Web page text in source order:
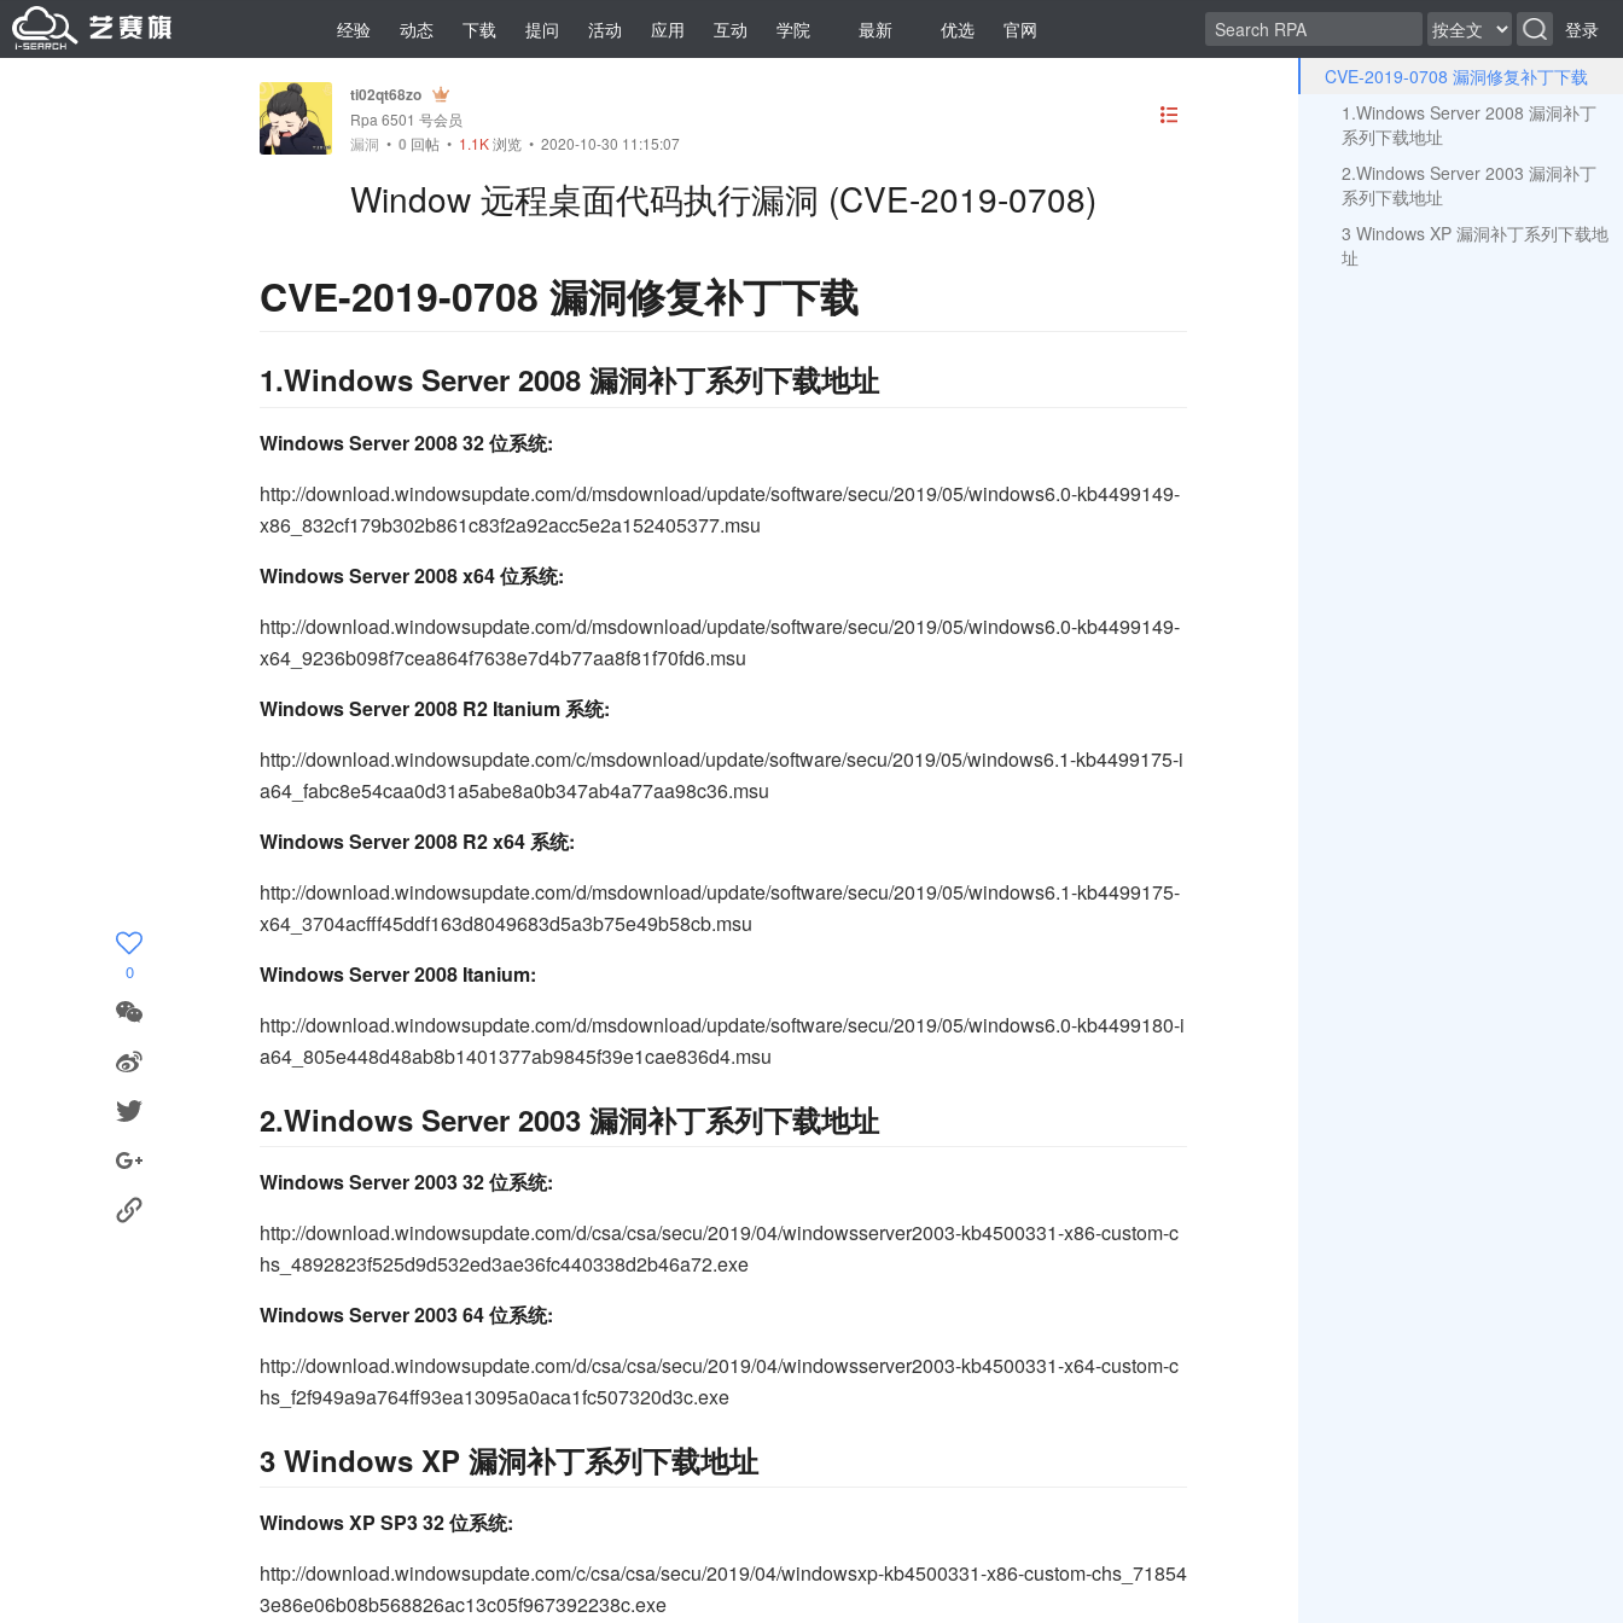
经验 动态 下载 提问 活动 应用 互动 学院 最新 优选 官网 登录
ti02qt68zo
Rpa 6501 号会员
漏洞 • 0 回帖• 1.1K浏览 • 2020-10-30 11:15:07
Window 远程桌面代码执行漏洞 (CVE-2019-0708)
CVE-2019-0708 漏洞修复补丁下载
1.Windows Server 2008 漏洞补丁系列下载地址
Windows Server 2008 32 位系统:
http://download.windowsupdate.com/d/msdownload/update/software/secu/2019/05/windows6.0-kb4499149-
x86_832cf179b302b861c83f2a92acc5e2a152405377.msu
Windows Server 2008 x64 位系统:
http://download.windowsupdate.com/d/msdownload/update/software/secu/2019/05/windows6.0-kb4499149-
x64_9236b098f7cea864f7638e7d4b77aa8f81f70fd6.msu
Windows Server 2008 R2 Itanium 系统:
http://download.windowsupdate.com/c/msdownload/update/software/secu/2019/05/windows6.1-kb4499175-i
a64_fabc8e54caa0d31a5abe8a0b347ab4a77aa98c36.msu
Windows Server 2008 R2 x64 系统:
http://download.windowsupdate.com/d/msdownload/update/software/secu/2019/05/windows6.1-kb4499175-
x64_3704acfff45ddf163d8049683d5a3b75e49b58cb.msu
Windows Server 2008 Itanium:
http://download.windowsupdate.com/d/msdownload/update/software/secu/2019/05/windows6.0-kb4499180-i
a64_805e448d48ab8b1401377ab9845f39e1cae836d4.msu
2.Windows Server 2003 漏洞补丁系列下载地址
Windows Server 2003 32 位系统:
http://download.windowsupdate.com/d/csa/csa/secu/2019/04/windowsserver2003-kb4500331-x86-custom-c
hs_4892823f525d9d532ed3ae36fc440338d2b46a72.exe
Windows Server 2003 64 位系统:
http://download.windowsupdate.com/d/csa/csa/secu/2019/04/windowsserver2003-kb4500331-x64-custom-c
hs_f2f949a9a764ff93ea13095a0aca1fc507320d3c.exe
3 Windows XP 漏洞补丁系列下载地址
Windows XP SP3 32 位系统:
http://download.windowsupdate.com/c/csa/csa/secu/2019/04/windowsxp-kb4500331-x86-custom-chs_71854
3e86e06b08b568826ac13c05f967392238c.exe
0
CVE-2019-0708 漏洞修复补丁下载
1.Windows Server 2008 漏洞补丁
系列下载地址
2.Windows Server 2003 漏洞补丁
系列下载地址
3 Windows XP 漏洞补丁系列下载地
址